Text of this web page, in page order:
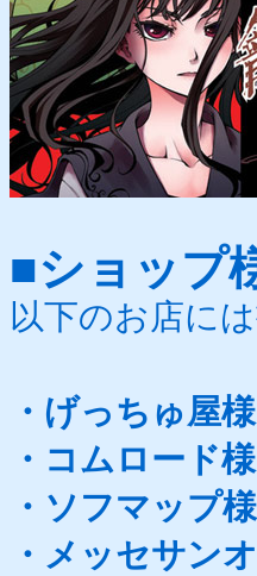
■ショップ
以下のお店に
・げっちゅ屋様
・コムロード様
・ソフマップ様
・メッセサン